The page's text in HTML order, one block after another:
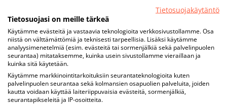
Tietosuojakäytäntö
Tietosuojasi on meille tärkeä
Käytämme evästeitä ja vastaavia teknologioita verkkosivustollamme. Osa
niistä on välttämättömiä ja teknisesti tarpeellisia. Lisäksi käytämme
analyysimenetelmiä (esim. evästeitä tai sormenjälkiä sekä palvelinpuolen
seurantaa) mitataksemme, kuinka usein sivustollamme vieraillaan ja
kuinka sitä käytetään.
Käytämme markkinointitarkoituksiin seurantateknologioita kuten
palvelinpuolen seurantaa sekä kolmansien osapuolien palveluita, joiden
kautta voidaan käyttää laiteriippuvaisia evästeitä, sormenjälkiä,
seurantapikseleitä ja IP-osoitteita.